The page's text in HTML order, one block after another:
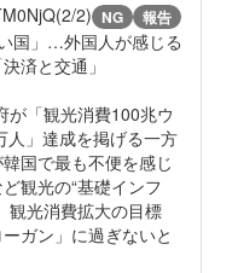
2) NG 報告
国」…外国人が感じる
済と交通」
が「観光消費100兆ウ
人」達成を掲げる一方
国で最も不便を感じ
観光の“基礎インフ
観光消費拡大の目標
ガン」に過ぎないと